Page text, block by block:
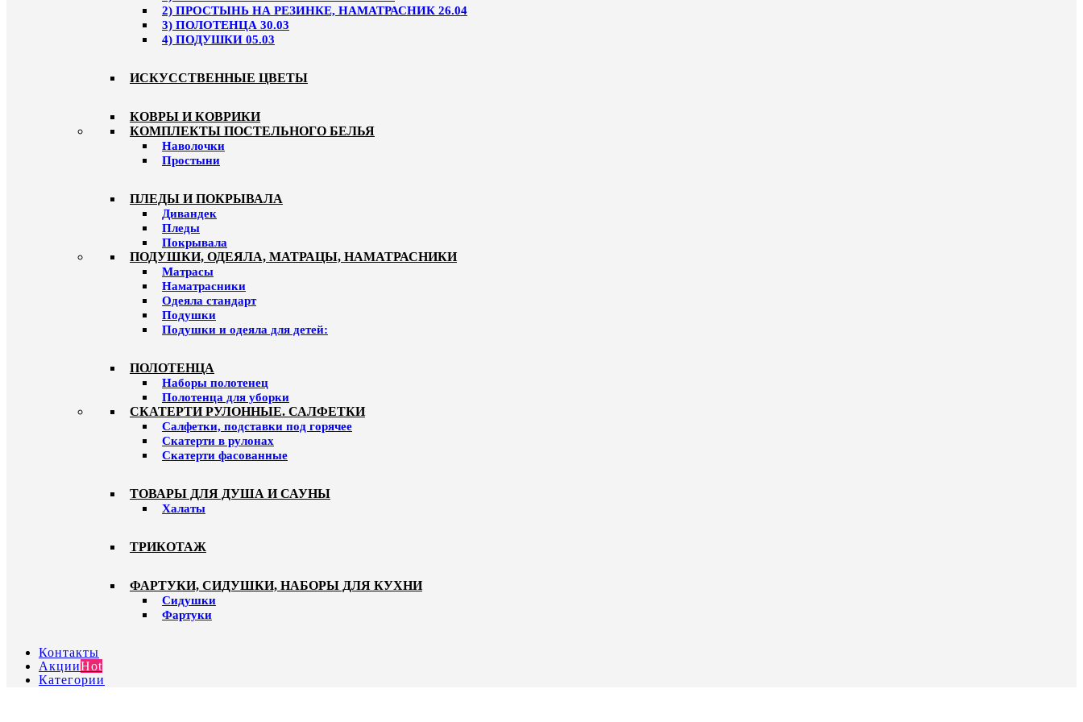
2) ПРОСТЫНЬ НА РЕЗИНКЕ, НАМАТРАСНИК 26.04
3) ПОЛОТЕНЦА 30.03
4) ПОДУШКИ 05.03
ИСКУССТВЕННЫЕ ЦВЕТЫ
КОВРЫ И КОВРИКИ
КОМПЛЕКТЫ ПОСТЕЛЬНОГО БЕЛЬЯ
Наволочки
Простыни
ПЛЕДЫ И ПОКРЫВАЛА
Дивандек
Пледы
Покрывала
ПОДУШКИ, ОДЕЯЛА, МАТРАЦЫ, НАМАТРАСНИКИ
Матрасы
Наматрасники
Одеяла стандарт
Подушки
Подушки и одеяла для детей:
ПОЛОТЕНЦА
Наборы полотенец
Полотенца для уборки
СКАТЕРТИ РУЛОННЫЕ. САЛФЕТКИ
Салфетки, подставки под горячее
Скатерти в рулонах
Скатерти фасованные
ТОВАРЫ ДЛЯ ДУША И САУНЫ
Халаты
ТРИКОТАЖ
ФАРТУКИ, СИДУШКИ, НАБОРЫ ДЛЯ КУХНИ
Сидушки
Фартуки
Контакты
АкцииHot
Категории